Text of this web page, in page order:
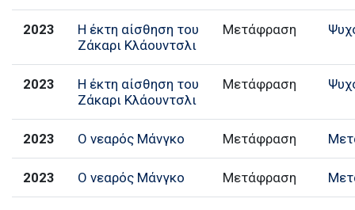
2023
Η έκτη αίσθηση του
Ζάκαρι Κλάουντσλι
Μετάφραση
2023
Η έκτη αίσθηση του
Ζάκαρι Κλάουντσλι
Μετάφραση
2023 Ο νεαρός Μάνγκο Μετάφραση
2023 Ο νεαρός Μάνγκο Μετάφραση